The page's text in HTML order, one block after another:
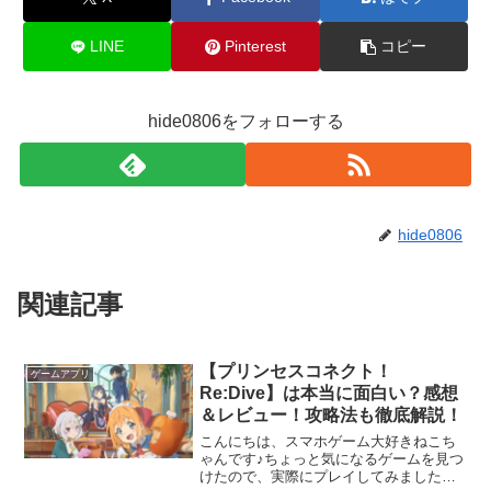
LINE Pinterest コピー
hide0806をフォローする
hide0806
関連記事
ゲームアプリ
【プリンセスコネクト！
Re:Dive】は本当に面白い？感想
＆レビュー！攻略法も徹底解説！
こんにちは、スマホゲーム大好きねこち
ゃんです♪ちょっと気になるゲームを見つ
けたので、実際にプレイしてみました！